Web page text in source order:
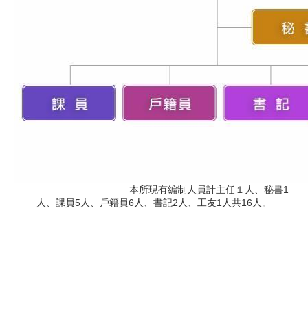
本所現有編制人員計主任１人、秘書1
人、課員5人、戶籍員6人、書記2人、工友1人共16人。